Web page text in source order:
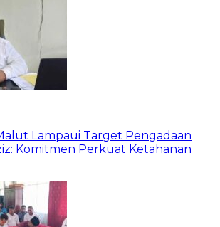
Lampaui Target Pengadaan
Komitmen Perkuat Ketahanan